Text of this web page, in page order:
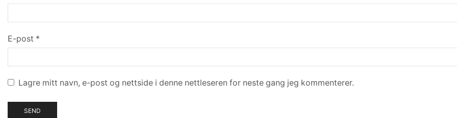
E-post *
Lagre mitt navn, e-post og nettside i denne nettleseren for neste gang jeg kommenterer.